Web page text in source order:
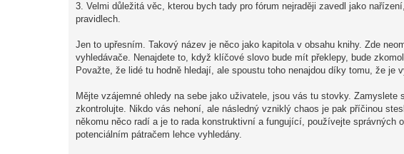
3. Velmi důležitá věc, kterou bych tady pro fórum nejraději zavedl jako
pravidlech.
Jen to upřesním. Takový název je něco jako kapitola v obsahu knihy. Zde
vyhledávače. Nenajdete to, když klíčové slovo bude mít překlepy, bude
Považte, že lidé tu hodně hledají, ale spoustu toho nenajdou díky tomu, že je
Mějte vzájemné ohledy na sebe jako uživatele, jsou vás tu stovky.
zkontrolujte. Nikdo vás nehoní, ale následný vzniklý chaos je pak příčinou
někomu něco radí a je to rada konstruktivní a fungující, používejte
potenciálním pátračem lehce vyhledány.